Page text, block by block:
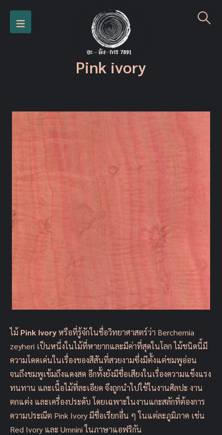
Pink ivory
ไม้ Pink Ivoryหรือที่รู้จักในชื่อวิทยาศาสตร์ว่า Berchemia
zeyheri เป็นหนึ่งในไม้ที่หายากและมีค่าที่สุดในโลก ไม้ชนิดนี้มี
ความโดดเด่นในเรื่องของสีสันที่สวยงามซึ่งมีตั้งแต่ชมพูอ่อน
จนถึงชมพูเข้มถึงแดงสด อีกทั้งยังมีชื่อเสียงในเรื่องความแข็งแรง
ทนทาน และเนื้อไม้ที่ละเอียด จึงถูกนำไปใช้ในงานศิลปะ งาน
ตกแต่ง และเครื่องประดับ โดยเฉพาะในงานแกะสลักที่ต้องการ
ความประณีต Pink Ivory มีชื่อเรียกอื่น ๆ ในแต่ละภูมิภาค เช่น
Red Ivory และ Umnini ในภาษาแอฟริกัน